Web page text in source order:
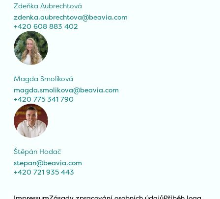
Zdeňka Aubrechtová
zdenka.aubrechtova@beavia.com
+420 608 883 402
Magda Smolíková
magda.smolikova@beavia.com
+420 775 341 790
Štěpán Hodač
stepan@beavia.com
+420 721 935 443